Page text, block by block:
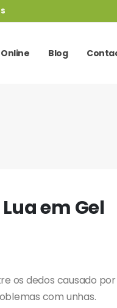
Online Blog
em Gel
os dedos causado
com unhas.